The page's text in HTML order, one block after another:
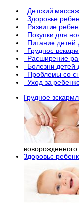
Детский
Здоровье
Развитие
Покупки для
Питание детей
Грудное
Расширение
Болезни детей
Проблемы со
Уход за
Грудное
новорожденного
Здоровье